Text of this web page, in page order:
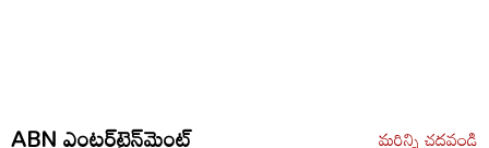
ABN ఎంటర్‌టైన్‌మెంట్ మరిన్ని చదవండి